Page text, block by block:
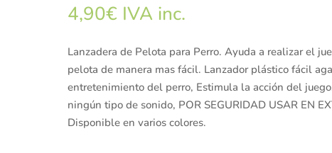
4,90€ IVA inc.
Lanzadera de Pelota para Perro. Ayuda a realizar el
pelota de manera mas fácil. Lanzador plástico fácil
entretenimiento del perro, Estimula la acción del
ningún tipo de sonido, POR SEGURIDAD USAR EN
Disponible en varios colores.